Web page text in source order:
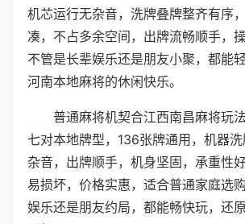
机芯运行无杂音，洗牌叠牌整齐有序
凑，不占多余空间，出牌流畅顺手，
不管是长辈娱乐还是朋友小聚，都能
河南本地麻将的休闲快乐。
普通麻将机契合江西南昌麻将玩
七对本地牌型，136张牌通用，机器
杂音，出牌顺手，机身坚固，承重性
易损坏，价格实惠，适合普通家庭选
娱乐还是朋友约局，都能畅快玩，还